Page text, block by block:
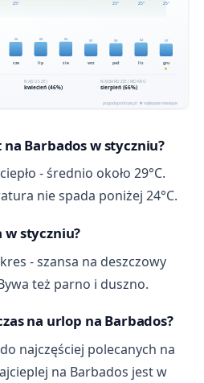
Barbados w styczniu?
- średnio około 29°C.
nie spada poniżej 24°C.
w styczniu?
- szansa na deszczowy
też parno i duszno.
na urlop na Barbados?
najczęściej polecanych na
na Barbados jest w